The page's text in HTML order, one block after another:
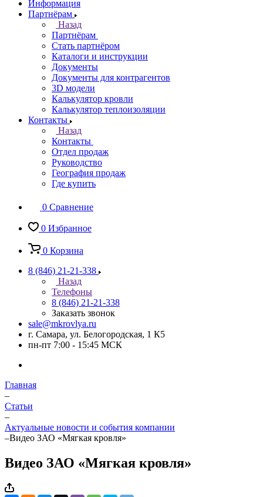
Информация
Партнёрам
Назад
Партнёрам
Стать партнёром
Каталоги и инструкции
Документы
Документы для контрагентов
3D модели
Калькулятор кровли
Калькулятор теплоизоляции
Контакты
Назад
Контакты
Отдел продаж
Руководство
География продаж
Где купить
0 Сравнение
0 Избранное
0 Корзина
8 (846) 21-21-338
Назад
Телефоны
8 (846) 21-21-338
Заказать звонок
sale@mkrovlya.ru
г. Самара, ул. Белогородская, 1 К5
пн-пт 7:00 - 15:45 МСК
Главная
–
Статьи
–
Актуальные новости и события компании
–Видео ЗАО «Мягкая кровля»
Видео ЗАО «Мягкая кровля»